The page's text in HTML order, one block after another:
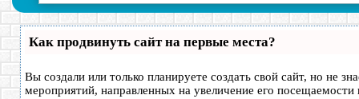
Как продвинуть сайт на первые места?
Вы создали или только планируете создать свой сайт, но не
мероприятий, направленных на увеличение его